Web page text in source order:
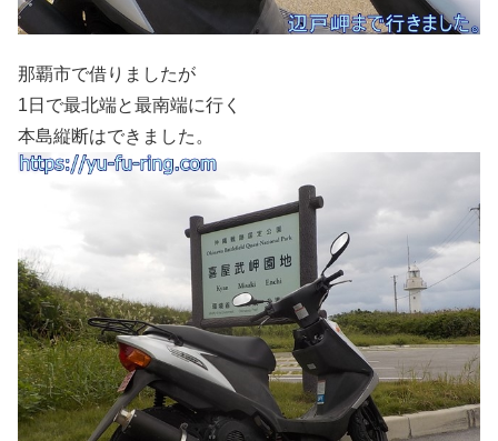
那覇市で借りましたが
1日で最北端と最南端に行く
本島縦断はできました。